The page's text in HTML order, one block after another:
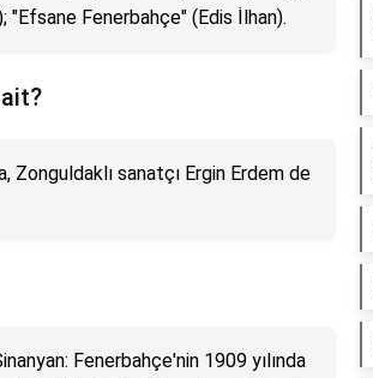
"Efsane Fenerbahçe" (Edis İlhan).
Zonguldaklı sanatçı Ergin Erdem de
Fenerbahçe'nin 1909 yılında